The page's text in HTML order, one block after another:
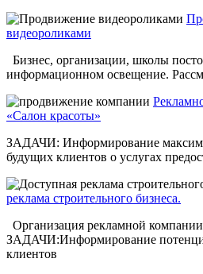
видеороликами
Бизнес, организации, школы
информационном освещение.
«Салон красоты»
ЗАДАЧИ: Информирование
будущих клиентов о услугах
реклама строительного бизнеса.
Организация рекламной компании
ЗАДАЧИ:Информирование
клиентов